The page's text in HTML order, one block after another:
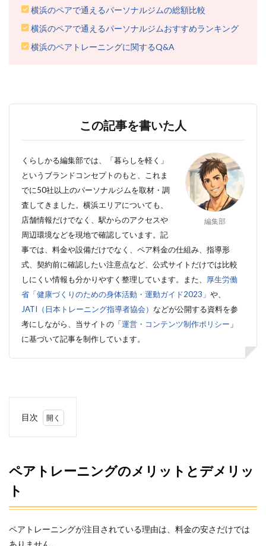
横浜のペアで通えるパーソナルジムの総額比較
横浜のペアで通えるパーソナルジムおすすめランキング
横浜のペアトレーニングに関するQ&A
この記事を書いた人
編集部
くらしかる編集部では、「暮らしを軽く」
というブランドコンセプトのもと、これま
でに50社以上のパーソナルジムを取材・調
査してきました。横浜エリアについても、
店舗情報だけでなく、駅からのアクセスや
周辺環境などを現地で確認しています。 記
事では、料金や設備だけでなく、ペア料金の仕組み、指導形
式、契約前に確認したい注意点など、公式サイトだけでは比較
しにくい情報も分かりやすく整理しています。
また、 厚生労働
省「健康づくりのための身体活動・運動ガイド2023」 や、
JATI（日本トレーニング指導者協会） などが公開する資料を参
考にしながら、当サイトの「運営・コンテンツ制作ポリシー 」
に基づいて記事を制作しています。
目次
ーニ
ング
トと
リッ
ト
ペアトレーニングのメリットとデメリッ
ト
ペアトレーニングが注目されている理由は、料金の安さだけでは
ありません。